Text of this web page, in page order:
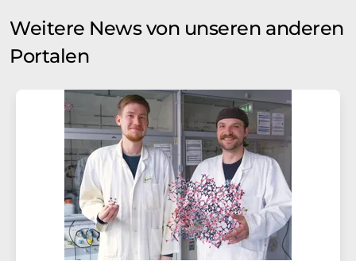
Weitere News von unseren anderen
Portalen